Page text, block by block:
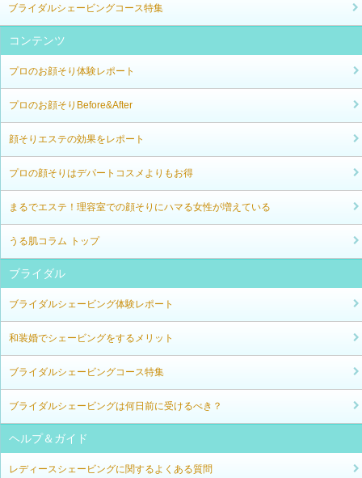
ブライダルシェービングコース特集
コンテンツ
プロのお顔そり体験レポート
プロのお顔そりBefore&After
顔そりエステの効果をレポート
プロの顔そりはデパートコスメよりもお得
まるでエステ！理容室での顔そりにハマる女性が増えている
うる肌コラム トップ
ブライダル
ブライダルシェービング体験レポート
和装婚でシェービングをするメリット
ブライダルシェービングコース特集
ブライダルシェービングは何日前に受けるべき？
ヘルプ＆ガイド
レディースシェービングに関するよくある質問